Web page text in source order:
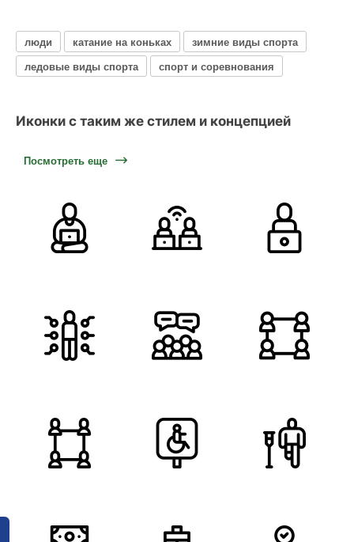
люди катание на коньках
зимние виды спорта
ледовые виды спорта
спорт и соревнования
Иконки с таким же стилем и концепцией
Посмотреть еще